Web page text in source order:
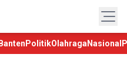
PolitikOlahraga Nasional